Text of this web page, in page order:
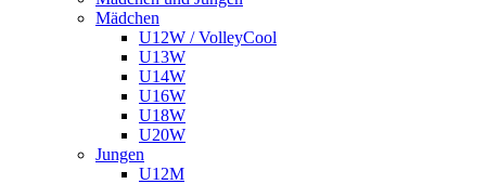
Mädchen
U12W / VolleyCool
U13W
U14W
U16W
U18W
U20W
Jungen
U12M